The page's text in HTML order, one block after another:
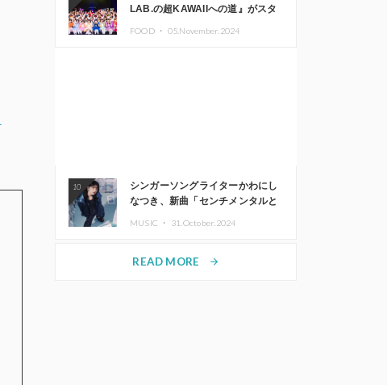
LAB.の超KAWAIIへの道』がスタ
FOOD ・ 05.November.2024
10
シンガーソングライターかわにし
なつき、新曲「センチメンタルと
MUSIC ・ 31.October.2024
READ MORE arrow_forward